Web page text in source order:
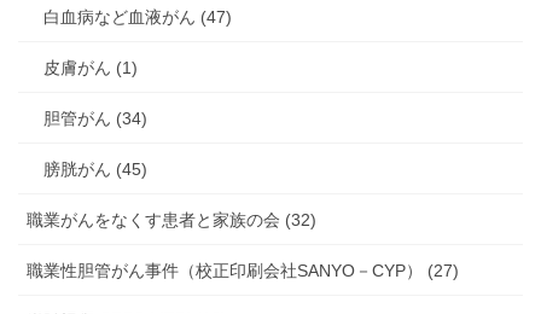
白血病など血液がん (47)
皮膚がん (1)
胆管がん (34)
膀胱がん (45)
職業がんをなくす患者と家族の会 (32)
職業性胆管がん事件（校正印刷会社SANYO－CYP） (27)